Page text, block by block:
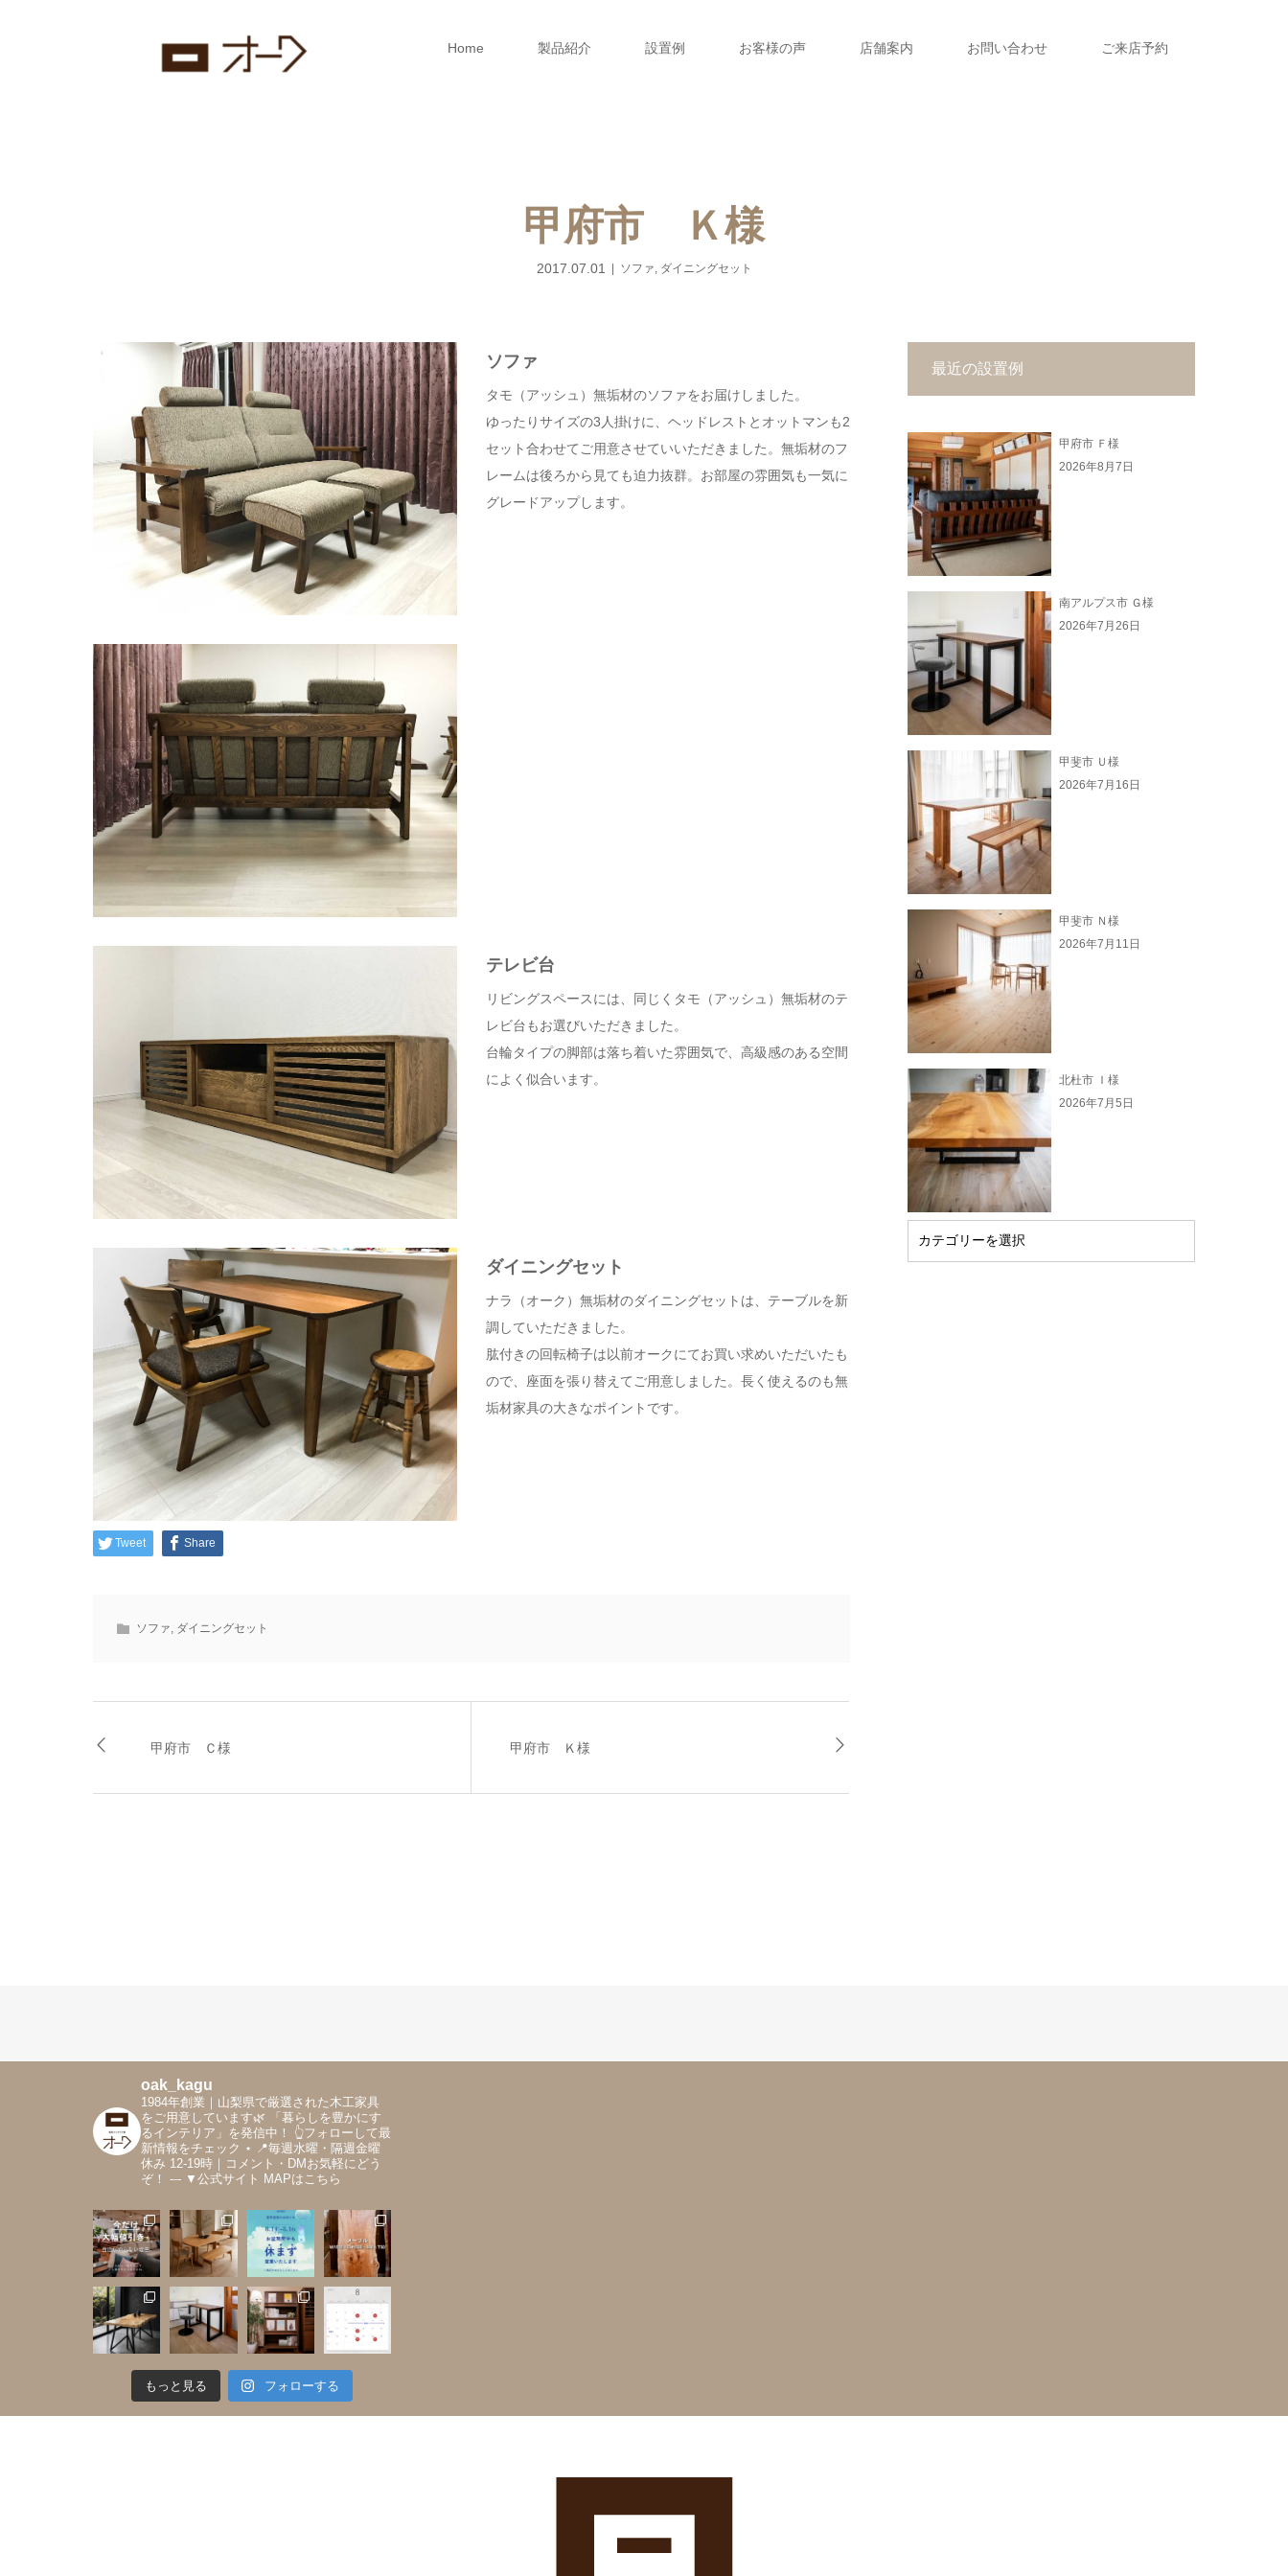
Home 製品紹介 設置例 お客様の声 店舗案内 お問い合わせ ご来店予約
甲府市 Ｋ様
2017.07.01 ソファ, ダイニングセット
ソファ
タモ（アッシュ）無垢材のソファをお届けしました。
ゆったりサイズの3人掛けに、ヘッドレストとオットマンも2
セット合わせてご用意させていいただきました。無垢材のフ
レームは後ろから見ても迫力抜群。お部屋の雰囲気も一気に
グレードアップします。
テレビ台
リビングスペースには、同じくタモ（アッシュ）無垢材のテ
レビ台もお選びいただきました。
台輪タイプの脚部は落ち着いた雰囲気で、高級感のある空間
によく似合います。
ダイニングセット
ナラ（オーク）無垢材のダイニングセットは、テーブルを新
調していただきました。
肱付きの回転椅子は以前オークにてお買い求めいただいたも
ので、座面を張り替えてご用意しました。長く使えるのも無
垢材家具の大きなポイントです。
Tweet Share
ソファ ダイニングセット
甲府市 Ｃ様 甲府市 Ｋ様
最近の設置例
甲府市 Ｆ様
2026年8月7日
南アルプス市 Ｇ様
2026年7月26日
甲斐市 Ｕ様
2026年7月16日
甲斐市 Ｎ様
2026年7月11日
北杜市 Ｉ様
2026年7月5日
oak_kagu
1984年創業｜山梨県で厳選された木工家具
をご用意しています🌿 「暮らしを豊かにす
るインテリア」を発信中！
👆フォローして最
新情報をチェック ⋆ 📍毎週水曜・隔週金曜
休み 12-19時｜コメント・DMお気軽にどう
ぞ！
--- ▼公式サイト MAPはこちら
もっと見る フォローする